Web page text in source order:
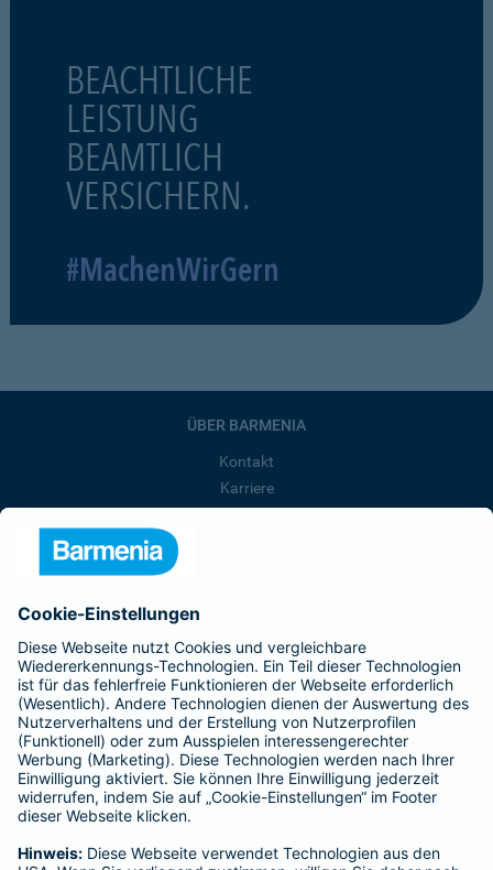
BEACHTLICHE
LEISTUNG
BEAMTLICH
VERSICHERN.
#MachenWirGern
ÜBER BARMENIA
Kontakt
Karriere
Barmenia ist Teil der BarmeniaGothaer
BELIEBTE SEITEN
Kranken-Zusatzversicherung
Tierversicherungen
Haftpflichtversicherung
Hausratversicherung